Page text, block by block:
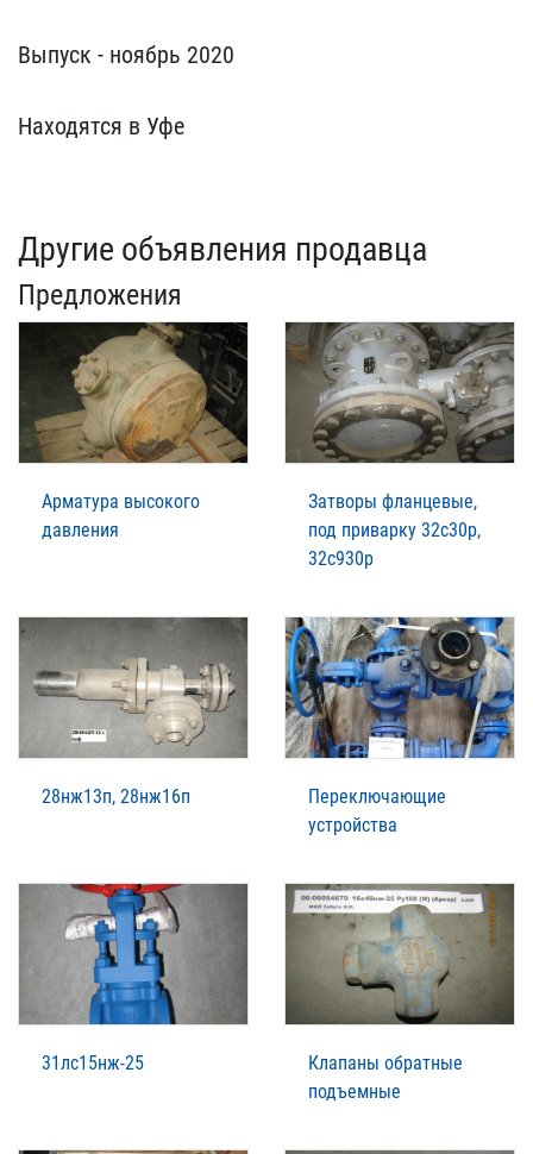
Выпуск - ноябрь ​2020
Находятся в Уфе
Другие объявления продавца
Предложения
Арматура высокого
давления
Затворы фланцевые,
под приварку 32с30р,
32с930р
28нж13п, 28нж16п
Переключающие
устройства
31лс15нж-25
Клапаны обратные
подъемные